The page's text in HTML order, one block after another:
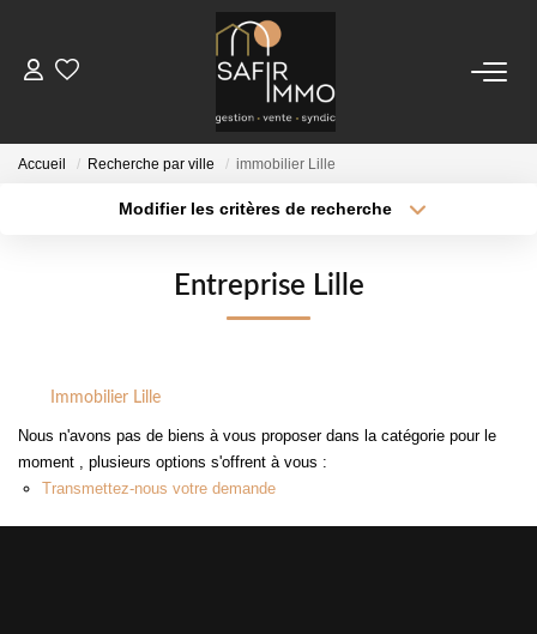
ACHETER
Notre Syndic
ESTIMER
Accueil Recherche par ville immobilier Lille
Modifier les critères de recherche
Entreprise Lille
Immobilier Lille
Nous n'avons pas de biens à vous proposer dans la catégorie pour le
moment , plusieurs options s'offrent à vous :
Transmettez-nous votre demande